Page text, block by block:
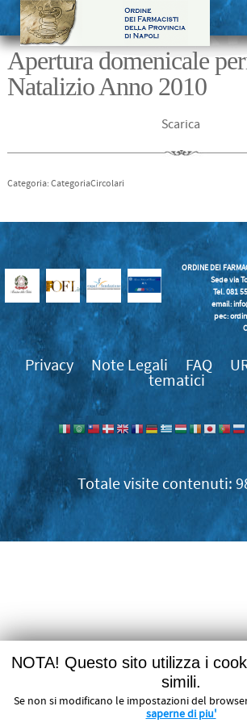
Apertura domenicale
Natalizio Anno 2010
Scarica
Categoria: CategoriaCircolari
ORDINE DEI
Sede via
Tel. 081
email:
pec:
Privacy Note Legali FAQ
tematici
NOTA! Questo sito utilizza i
simili.
Se non si modificano le impostazioni del
saperne di piu'